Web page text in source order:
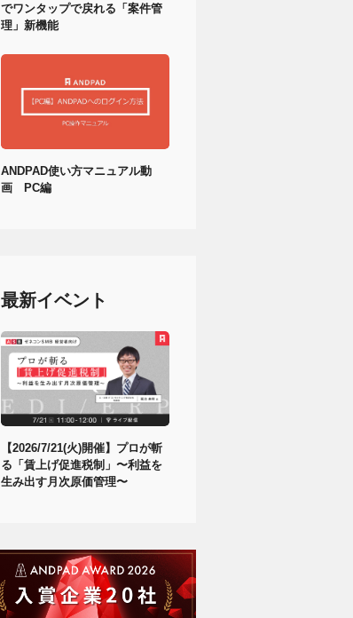
でワンタップで戻れる「案件管
理」新機能
ANDPAD使い方マニュアル動
画 PC編
最新イベント
【2026/7/21(火)開催】プロが斬
る「賃上げ促進税制」〜利益を
生み出す月次原価管理〜